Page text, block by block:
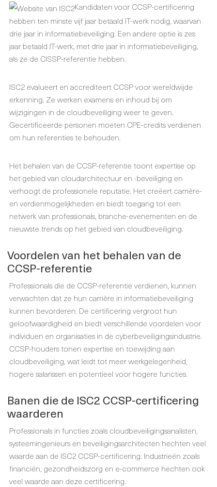
Kandidaten voor CCSP-certificering
hebben ten minste vijf jaar betaald IT-werk nodig, waarvan
drie jaar in informatiebeveiliging. Een andere optie is zes
jaar betaald IT-werk, met drie jaar in informatiebeveiliging,
als ze de CISSP-referentie hebben.
ISC2 evalueert en accrediteert CCSP voor wereldwijde
erkenning. Ze werken examens en inhoud bij om
wijzigingen in de cloudbeveiliging weer te geven.
Gecertificeerde personen moeten CPE-credits verdienen
om hun referenties te behouden.
Het behalen van de CCSP-referentie toont expertise op
het gebied van cloudarchitectuur en -beveiliging en
verhoogt de professionele reputatie. Het creëert carrière-
en verdienmogelijkheden en biedt toegang tot een
netwerk van professionals, branche-evenementen en de
nieuwste trends op het gebied van cloudbeveiliging.
Voordelen van het behalen van de
CCSP-referentie
Professionals die de CCSP-referentie verdienen, kunnen
verwachten dat ze hun carrière in informatiebeveiliging
kunnen bevorderen. De certificering vergroot hun
geloofwaardigheid en biedt verschillende voordelen voor
individuen en organisaties in de cyberbeveiligingsindustrie.
CCSP-houders tonen expertise en toewijding aan
cloudbeveiliging, wat leidt tot meer werkgelegenheid,
hogere salarissen en potentieel voor hogere functies.
Banen die de ISC2 CCSP-certificering
waarderen
Professionals in functies zoals cloudbeveiligingsanalisten,
systeemingenieurs en beveiligingsarchitecten hechten veel
waarde aan de ISC2 CCSP-certificering. Industrieën zoals
financiën, gezondheidszorg en e-commerce hechten ook
veel waarde aan deze certificering.